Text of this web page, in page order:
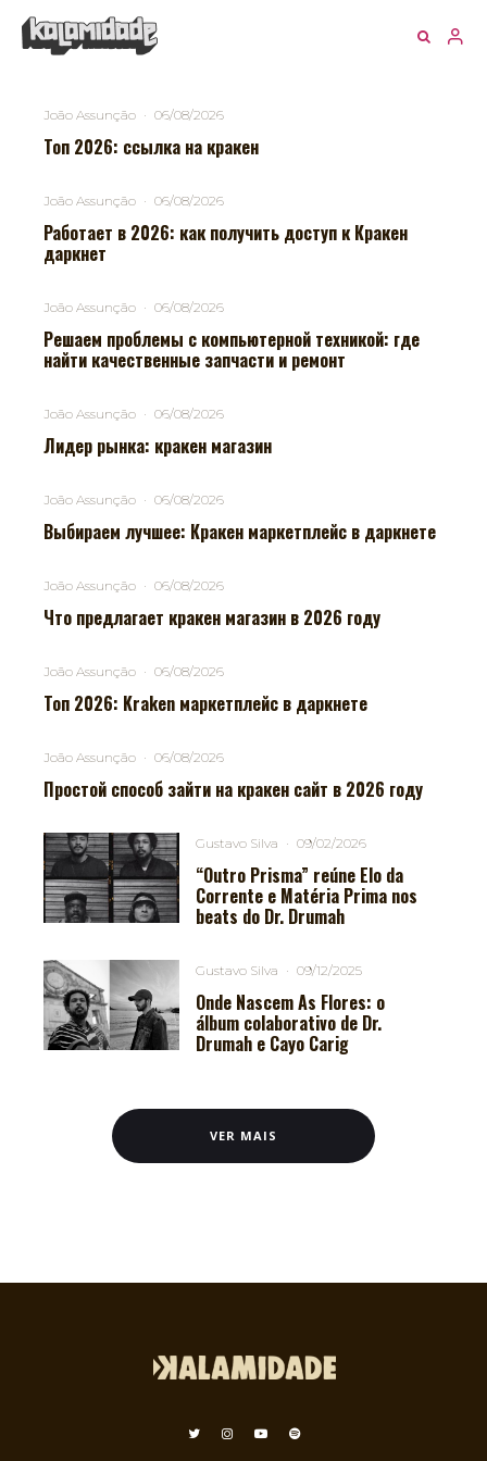
João Assunção · 06/08/2026
Топ 2026: ссылка на кракен
João Assunção · 06/08/2026
Работает в 2026: как получить доступ к Кракен
даркнет
João Assunção · 06/08/2026
Решаем проблемы с компьютерной техникой: где
найти качественные запчасти и ремонт
João Assunção · 06/08/2026
Лидер рынка: кракен магазин
João Assunção · 06/08/2026
Выбираем лучшее: Кракен маркетплейс в даркнете
João Assunção · 06/08/2026
Что предлагает кракен магазин в 2026 году
João Assunção · 06/08/2026
Топ 2026: Kraken маркетплейс в даркнете
João Assunção · 06/08/2026
Простой способ зайти на кракен сайт в 2026 году
Gustavo Silva · 09/02/2026
“Outro Prisma” reúne Elo da
Corrente e Matéria Prima nos
beats do Dr. Drumah
Gustavo Silva · 09/12/2025
Onde Nascem As Flores: o
álbum colaborativo de Dr.
Drumah e Cayo Carig
VER MAIS